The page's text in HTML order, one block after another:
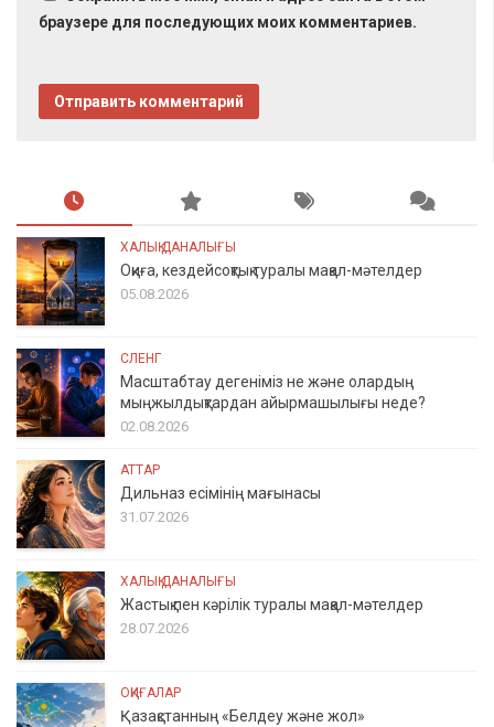
браузере для последующих моих комментариев.
ХАЛЫҚ ДАНАЛЫҒЫ
Оқиға, кездейсоқтық туралы мақал-мәтелдер
05.08.2026
СЛЕНГ
Масштабтау дегеніміз не және олардың
мыңжылдықтардан айырмашылығы неде?
02.08.2026
АТТАР
Дильназ есімінің мағынасы
31.07.2026
ХАЛЫҚ ДАНАЛЫҒЫ
Жастық пен кәрілік туралы мақал-мәтелдер
28.07.2026
ОҚИҒАЛАР
Қазақстанның «Белдеу және жол»